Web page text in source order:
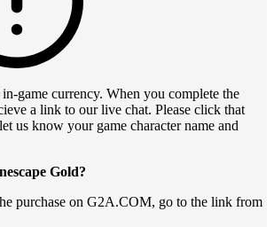
game currency. When you complete the
a link to our live chat. Please click that
us know your game character name and
Gold?
purchase on G2A.COM, go to the link from